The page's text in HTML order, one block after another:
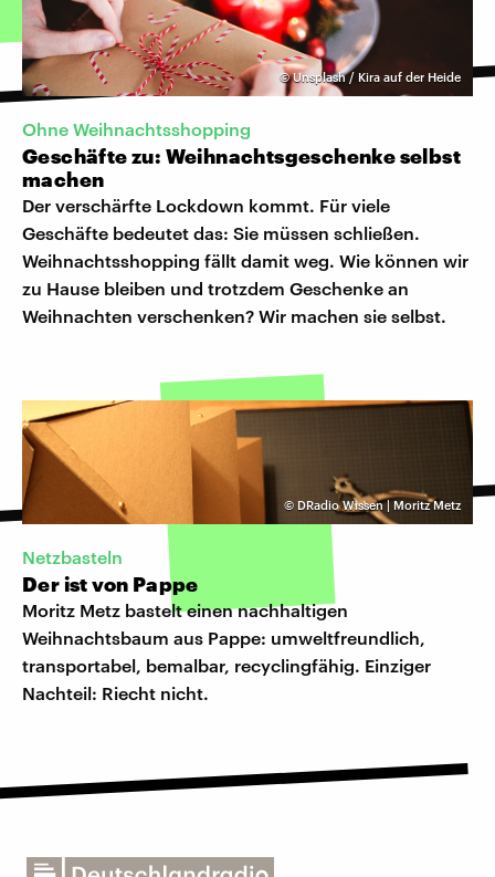
©Unsplash / Kira auf der Heide
Ohne Weihnachtsshopping
Geschäfte zu: Weihnachtsgeschenke selbst
machen
Der verschärfte Lockdown kommt. Für viele
Geschäfte bedeutet das: Sie müssen schließen.
Weihnachtsshopping fällt damit weg. Wie können wir
zu Hause bleiben und trotzdem Geschenke an
Weihnachten verschenken? Wir machen sie selbst.
© DRadio Wissen | Moritz Metz
Netzbasteln
Der ist von Pappe
Moritz Metz bastelt einen nachhaltigen
Weihnachtsbaum aus Pappe: umweltfreundlich,
transportabel, bemalbar, recyclingfähig. Einziger
Nachteil: Riecht nicht.